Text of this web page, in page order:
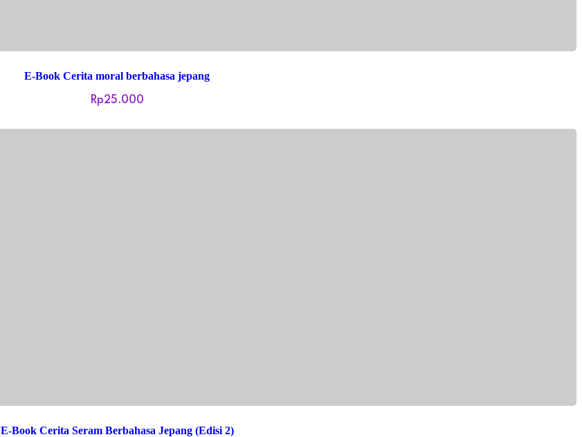
E-Book Cerita moral berbahasa jepang
Rp25.000
E-Book Cerita Seram Berbahasa Jepang (Edisi 2)